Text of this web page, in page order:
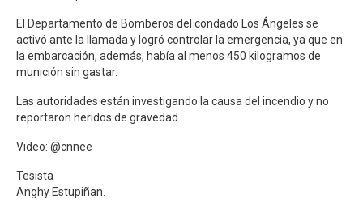
El Departamento de Bomberos del condado Los Ángeles se
activó ante la llamada y logró controlar la emergencia, ya que en
la embarcación, además, había al menos 450 kilogramos de
munición sin gastar.
Las autoridades están investigando la causa del incendio y no
reportaron heridos de gravedad.
Video: @cnnee
Tesista
Anghy Estupiñan.